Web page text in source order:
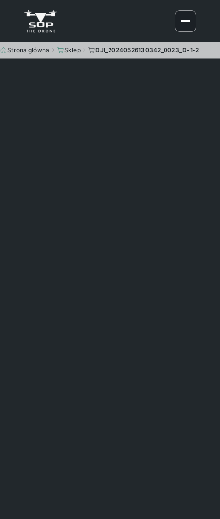
Strona główna Sklep DJI_20240526130342_0023_D-1-2